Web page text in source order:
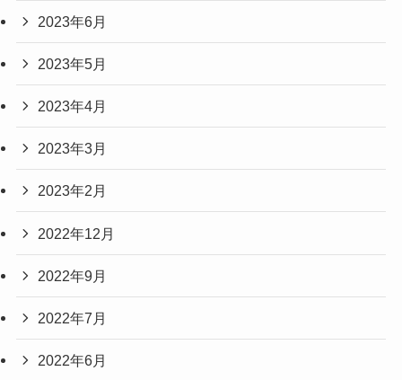
2023年6月
2023年5月
2023年4月
2023年3月
2023年2月
2022年12月
2022年9月
2022年7月
2022年6月